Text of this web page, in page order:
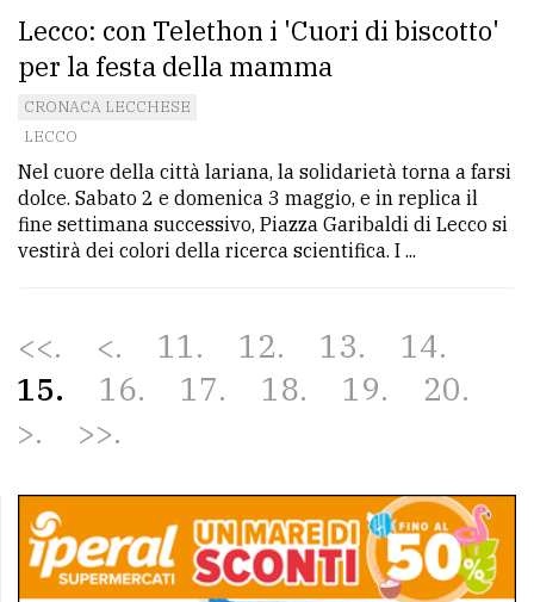
Lecco: con Telethon i 'Cuori di biscotto'
per la festa della mamma
CRONACA LECCHESE
LECCO
Nel cuore della città lariana, la solidarietà torna a farsi
dolce. Sabato 2 e domenica 3 maggio, e in replica il
fine settimana successivo, Piazza Garibaldi di Lecco si
vestirà dei colori della ricerca scientifica. I ...
<< < 11 12 13
14
15
16 17 18 19
20
>
>>